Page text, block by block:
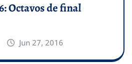
Octavos de final
Jun 27, 2016